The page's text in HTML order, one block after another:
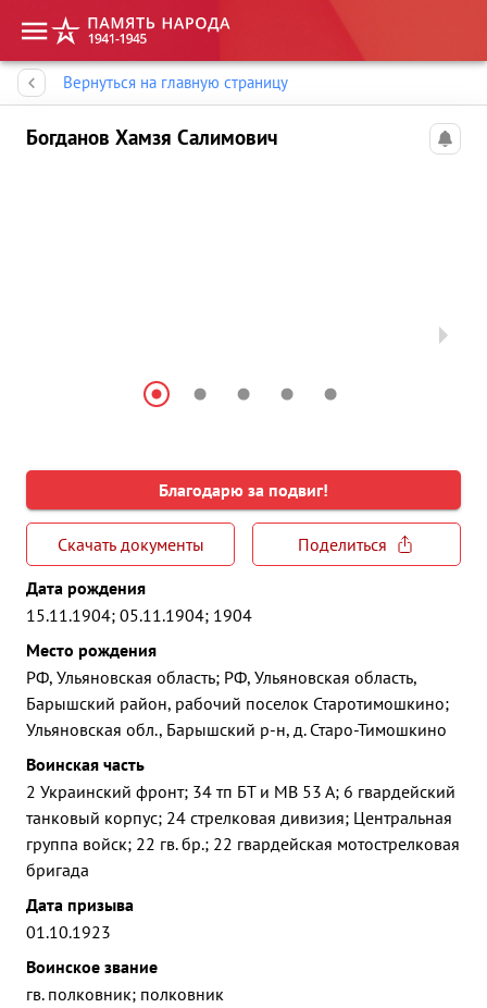
Вернуться на главную страницу
Богданов Хамзя Салимович
Благодарю за подвиг!
Скачать документы
Поделиться
Дата рождения
15.11.1904; 05.11.1904; 1904
Место рождения
РФ, Ульяновская область; РФ, Ульяновская область,
Барышский район, рабочий поселок Старотимошкино;
Ульяновская обл., Барышский р-н, д. Старо-Тимошкино
Воинская часть
2 Украинский фронт; 34 тп БТ и МВ 53 А; 6 гвардейский
танковый корпус; 24 стрелковая дивизия; Центральная
группа войск; 22 гв. бр.; 22 гвардейская мотострелковая
бригада
Дата призыва
01.10.1923
Воинское звание
гв. полковник; полковник
Память народа